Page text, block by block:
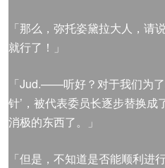
「那么，弥托姿黛拉大人，请
就行了！」
「Jud.——听好？对于我们为了
针’，被代表委员长逐步替换成
消极的东西了。」
「但是，不知道是否能顺利进